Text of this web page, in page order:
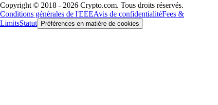
Copyright © 2018 - 2026 Crypto.com. Tous droits réservés.
Conditions générales de l'EEEAvis de confidentialitéFees &
LimitsStatut Préférences en matière de cookies